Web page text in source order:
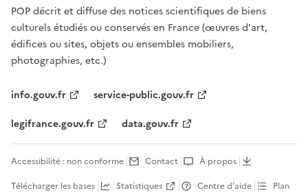
POP décrit et diffuse des notices scientifiques de biens
culturels étudiés ou conservés en France (œuvres d'art,
édifices ou sites, objets ou ensembles mobiliers,
photographies, etc.)
info.gouv.fr
service-public.gouv.fr
legifrance.gouv.fr
data.gouv.fr
Accessibilité : non conforme Contact
À propos
Télécharger les bases
Statistiques Centre d’aide Plan